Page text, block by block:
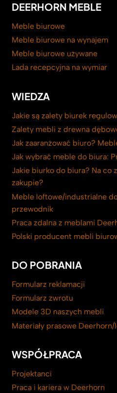
DEERHORN MEBLE
Meble biurowe
Meble biurowe na wynajem
Meble biurowe używane
Lada recepcyjna na wymiar
WIEDZA
Jakie są zalety biurek
Zalety mebli z drewna
Jak zaaranżować biuro?
Jak wybrać meble do biura:
Jakie biurko do biura? Na co
zakupie?
Meble loftowe/industrialne
przewodnik
Praca zdalna z meblami
Polski producent mebli
DO POBRANIA
Formularz reklamacji
Formularz zwrotu
Modele 3D naszych mebli
Materiały prasowe
WSPÓŁPRACA
Projektanci
Praca i kariera w Deerhorn